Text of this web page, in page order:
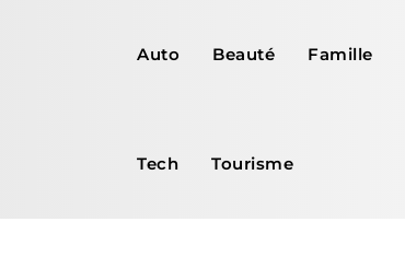
Auto Beauté Famille
Tech Tourisme